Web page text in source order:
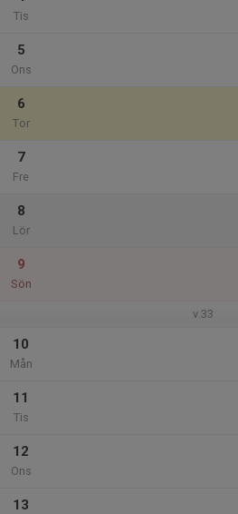
Tis
5
Ons
6
Tor
7
Fre
8
Lör
9
Sön
v.33
10
Mån
11
Tis
12
Ons
13